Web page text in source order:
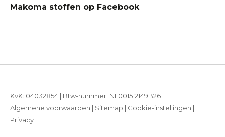
Makoma stoffen op Facebook
KvK: 04032854 | Btw-nummer: NL001512149B26
Algemene voorwaarden | Sitemap | Cookie-instellingen |
Privacy